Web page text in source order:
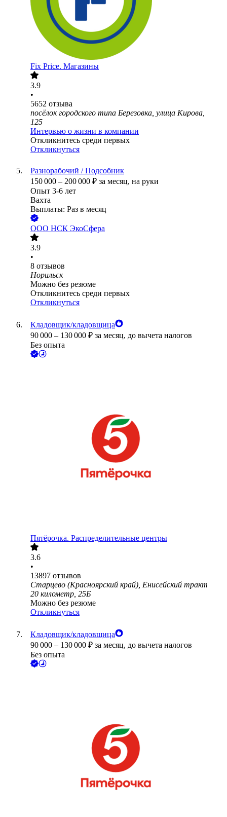
Fix Price. Магазины
3.9
•
5652 отзыва
посёлок городского типа Березовка, улица Кирова,
125
Интервью о жизни в компании
Откликнитесь среди первых
Откликнуться
Разнорабочий / Подсобник
150 000 – 200 000 ₽ за месяц, на руки
Опыт 3-6 лет
Вахта
Выплаты: Раз в месяц
ООО НСК ЭкоСфера
3.9
•
8 отзывов
Норильск
Можно без резюме
Откликнитесь среди первых
Откликнуться
Кладовщик/кладовщица
90 000 – 130 000 ₽ за месяц, до вычета налогов
Без опыта
Пятёрочка. Распределительные центры
3.6
•
13897 отзывов
Старцево (Красноярский край), Енисейский тракт
20 километр, 25Б
Можно без резюме
Откликнуться
Кладовщик/кладовщица
90 000 – 130 000 ₽ за месяц, до вычета налогов
Без опыта